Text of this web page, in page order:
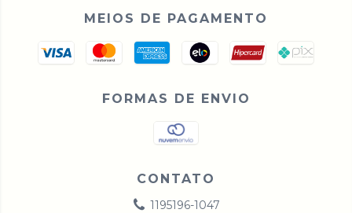
MEIOS DE PAGAMENTO
FORMAS DE ENVIO
CONTATO
1195196-1047